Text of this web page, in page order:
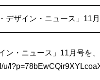
ザイン・ニュース」11
ン・ニュース」11月号を
u/